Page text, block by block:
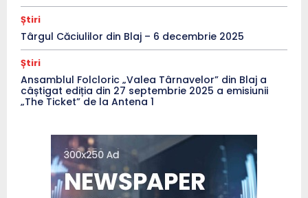
Știri
Târgul Căciulilor din Blaj – 6 decembrie 2025
Știri
Ansamblul Folcloric „Valea Târnavelor” din Blaj a
câștigat ediția din 27 septembrie 2025 a emisiunii
„The Ticket” de la Antena 1